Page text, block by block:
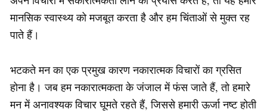
मानसिक स्वास्थ्य को मजबूत करता है और हम चिंताओं से मुक्त रह
पाते हैं।
भटकते मन का एक प्रमुख कारण नकारात्मक विचारों का ग्रसित
होना है। जब हम नकारात्मकता के जंजाल में फंस जाते हैं, तो हमारे
मन में अनावश्यक विचार घूमते रहते हैं, जिससे हमारी ऊर्जा नष्ट होती